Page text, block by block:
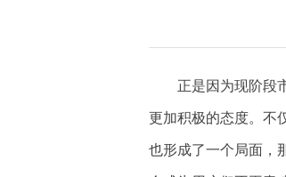
正是因为现阶段
更加积极的态度。不
也形成了一个局面，